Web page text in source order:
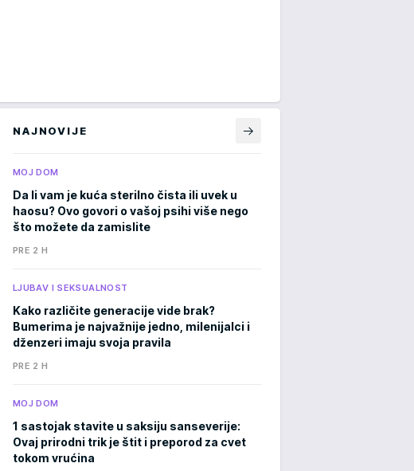
NAJNOVIJE
MOJ DOM
Da li vam je kuća sterilno čista ili uvek u
haosu? Ovo govori o vašoj psihi više nego
što možete da zamislite
PRE 2 H
LJUBAV I SEKSUALNOST
Kako različite generacije vide brak?
Bumerima je najvažnije jedno, milenijalci i
dženzeri imaju svoja pravila
PRE 2 H
MOJ DOM
1 sastojak stavite u saksiju sanseverije:
Ovaj prirodni trik je štit i preporod za cvet
tokom vrućina